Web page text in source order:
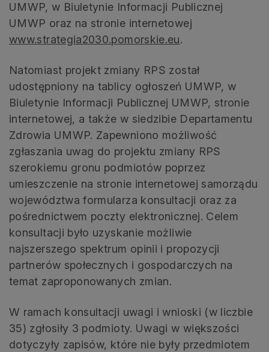
UMWP, w Biuletynie Informacji Publicznej
UMWP oraz na stronie internetowej
www.strategia2030.pomorskie.eu.
Natomiast projekt zmiany RPS został
udostępniony na tablicy ogłoszeń UMWP, w
Biuletynie Informacji Publicznej UMWP, stronie
internetowej, a także w siedzibie Departamentu
Zdrowia UMWP. Zapewniono możliwość
zgłaszania uwag do projektu zmiany RPS
szerokiemu gronu podmiotów poprzez
umieszczenie na stronie internetowej samorządu
województwa formularza konsultacji oraz za
pośrednictwem poczty elektronicznej. Celem
konsultacji było uzyskanie możliwie
najszerszego spektrum opinii i propozycji
partnerów społecznych i gospodarczych na
temat zaproponowanych zmian.
W ramach konsultacji uwagi i wnioski (w liczbie
35) zgłosiły 3 podmioty. Uwagi w większości
dotyczyły zapisów, które nie były przedmiotem